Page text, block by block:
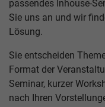
passendes Inhouse-
Sie uns an und wir
Lösung.
Sie entscheiden
Format der
Seminar, kurzer
nach Ihren